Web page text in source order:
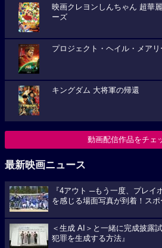
映画クレヨンしんちゃん 超華
ーズ
プロジェクト・ヘイル・メアリ
キングダム 大将軍の帰還
動画配信作品をチェ
最新映画ニュース
『4アウト ─もう一度、プレイ
を感じる場面写真が到着！スポ
＜生成 AI＞と一緒に完成披露
犯罪を生成する方法』